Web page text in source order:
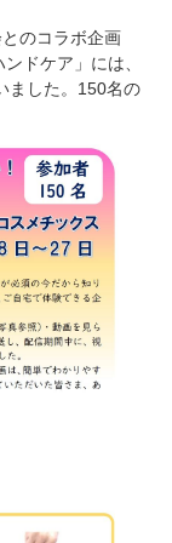
のコラボ企画
ドケア」には、
ました。150名の